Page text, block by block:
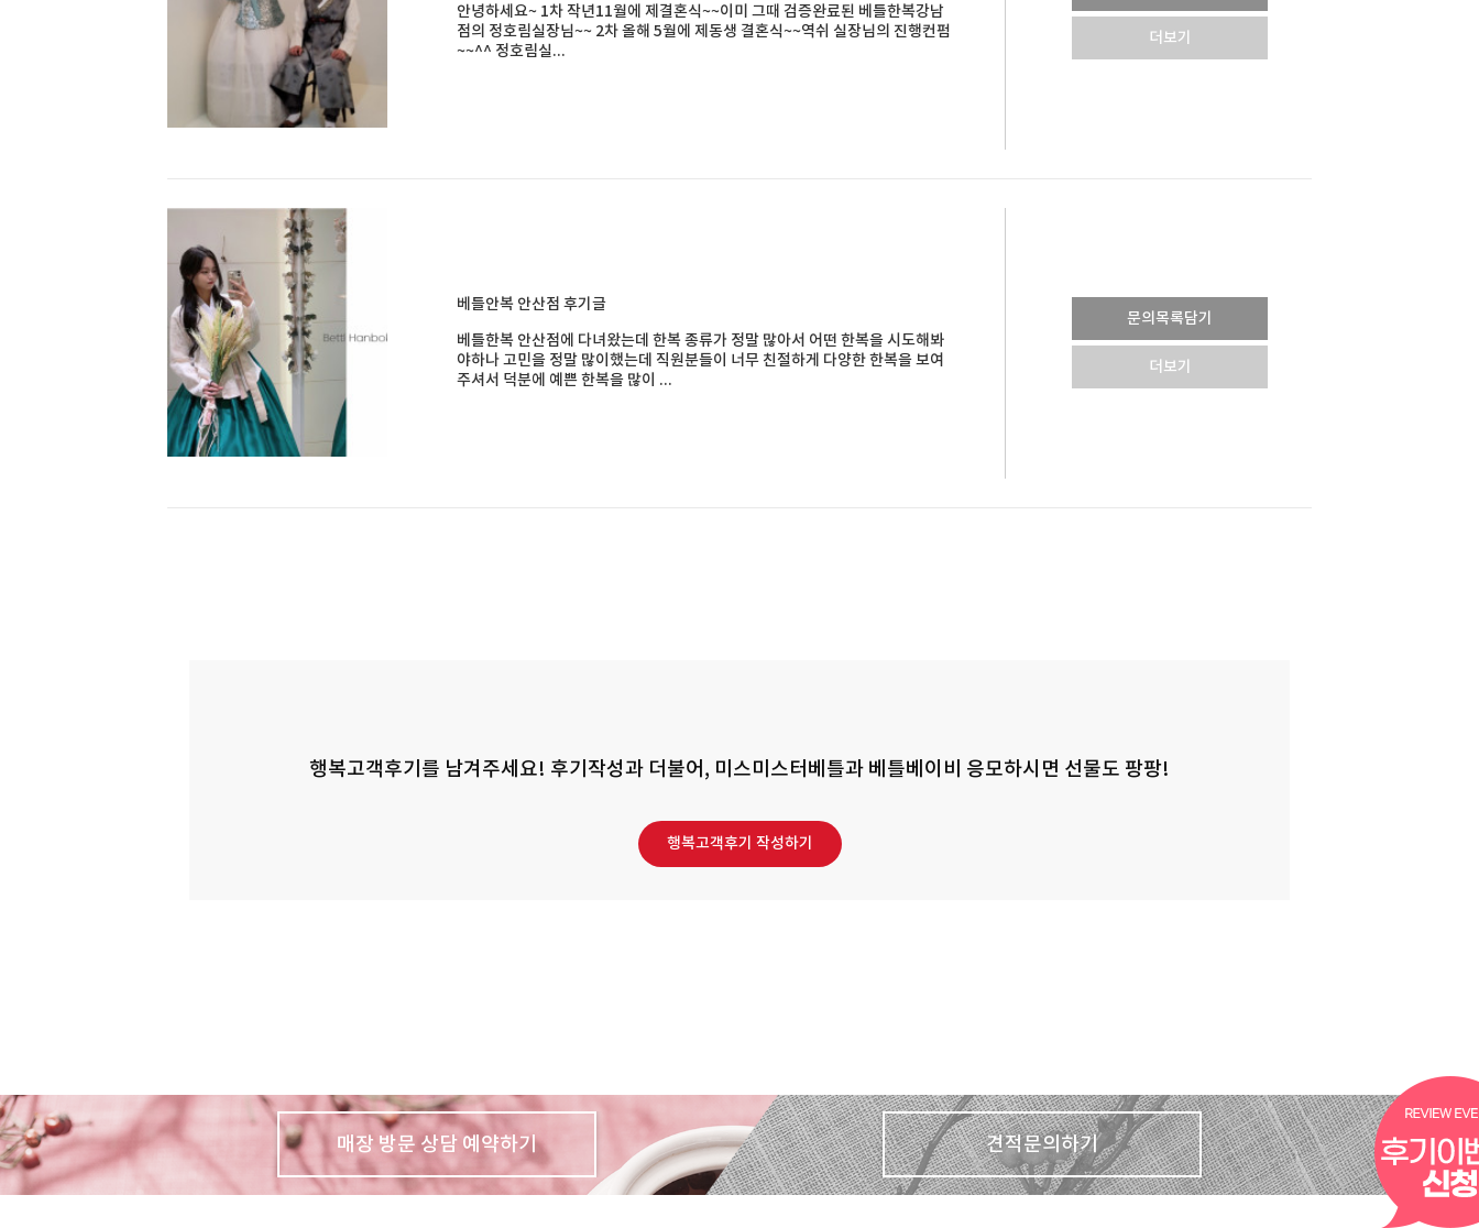
안녕하세요~ 1차 작년11월에 제결혼식~~이미 그때 검증완료된 베틀한복강남
점의 정호림실장님~~ 2차 올해 5월에 제동생 결혼식~~역쉬 실장님의 진행컨펌
~~^^ 정호림실...
더보기
베틀안복 안산점 후기글
베틀한복 안산점에 다녀왔는데 한복 종류가 정말 많아서 어떤 한복을 시도해봐
야하나 고민을 정말 많이했는데 직원분들이 너무 친절하게 다양한 한복을 보여
주셔서 덕분에 예쁜 한복을 많이 ...
문의목록담기
더보기
행복고객후기를 남겨주세요! 후기작성과 더불어, 미스미스터베틀과 베틀베이비 응모하시면 선물도 팡팡!
행복고객후기 작성하기
매장 방문 상담 예약하기 견적문의하기